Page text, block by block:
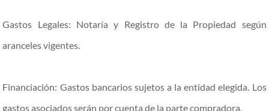
Gastos Legales: Notaría y Registro de la Propiedad según
aranceles vigentes.
Financiación: Gastos bancarios sujetos a la entidad elegida. Los
gastos asociados serán por cuenta de la parte compradora.